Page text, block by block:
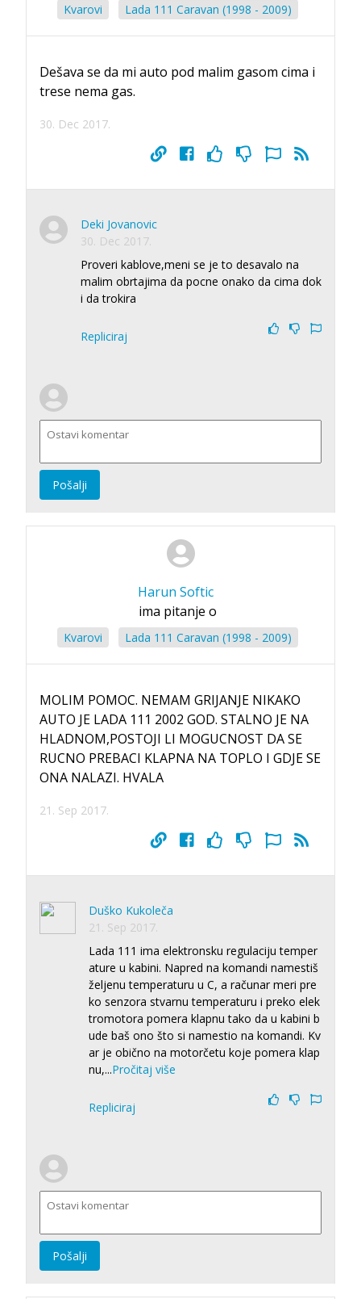
Kvarovi Lada 111 Caravan (1998 - 2009)
Dešava se da mi auto pod malim gasom cima i
trese nema gas.
30. Dec 2017.
Deki Jovanovic
30. Dec 2017.
Proveri kablove,meni se je to desavalo na
malim obrtajima da pocne onako da cima dok
i da trokira
Repliciraj
Pošalji
Harun Softic
ima pitanje o
Kvarovi Lada 111 Caravan (1998 - 2009)
MOLIM POMOC. NEMAM GRIJANJE NIKAKO
AUTO JE LADA 111 2002 GOD. STALNO JE NA
HLADNOM,POSTOJI LI MOGUCNOST DA SE
RUCNO PREBACI KLAPNA NA TOPLO I GDJE SE
ONA NALAZI. HVALA
21. Sep 2017.
Duško Kukoleča
21. Sep 2017.
Lada 111 ima elektronsku regulaciju temper
ature u kabini. Napred na komandi namestiš
željenu temperaturu u C, a računar meri pre
ko senzora stvarnu temperaturu i preko elek
tromotora pomera klapnu tako da u kabini b
ude baš ono što si namestio na komandi. Kv
ar je obično na motorčetu koje pomera klap
nu,...Pročitaj više
Repliciraj
Pošalji